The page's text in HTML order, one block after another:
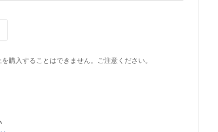
購入することはできません。ご注意ください。